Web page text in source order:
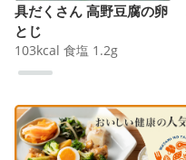
具だくさん 高野豆腐の卵
とじ
103kcal 食塩 1.2g